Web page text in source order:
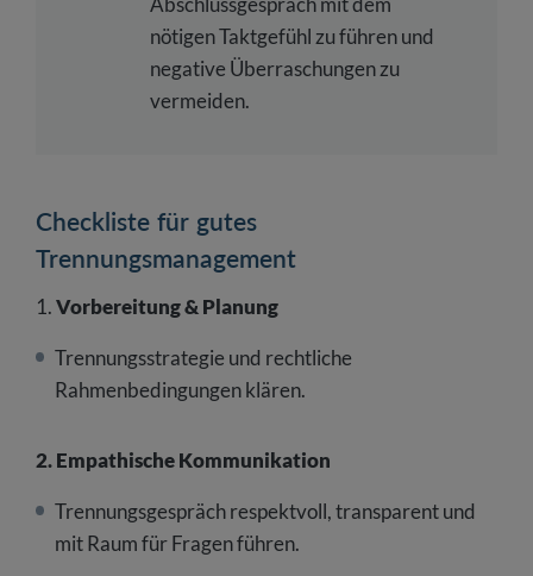
nötigen Taktgefühl zu führen und
negative Überraschungen zu
vermeiden.
Checkliste für gutes
Trennungsmanagement
1.Vorbereitung & Planung
Trennungsstrategie und rechtliche
Rahmenbedingungen klären.
2. Empathische Kommunikation
Trennungsgespräch respektvoll, transparent und
mit Raum für Fragen führen.